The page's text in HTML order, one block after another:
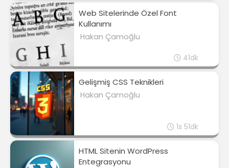
Web Sitelerinde Özel Font
Kullanımı
Hakan Çamoğlu
41dk
Gelişmiş CSS Teknikleri
Hakan Çamoğlu
1s 51dk
HTML Sitenin WordPress
Entegrasyonu